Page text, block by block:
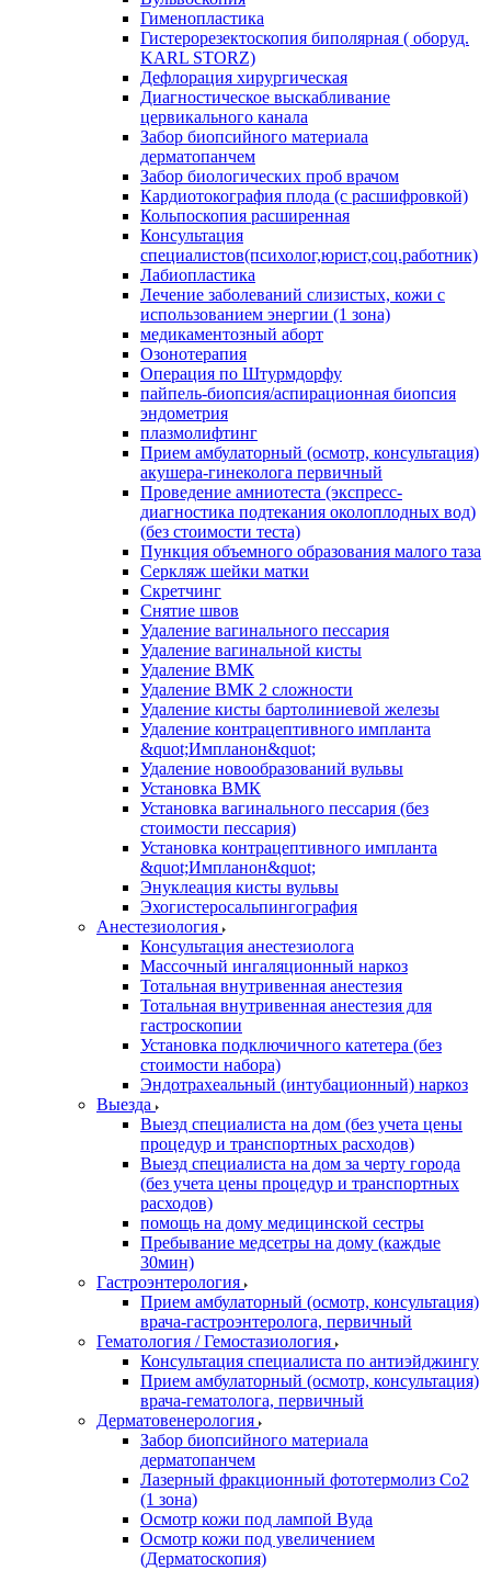
Гименопластика
Гистерорезектоскопия биполярная ( оборуд.
KARL STORZ)
Дефлорация хирургическая
Диагностическое выскабливание
цервикального канала
Забор биопсийного материала
дерматопанчем
Забор биологических проб врачом
Кардиотокография плода (с расшифровкой)
Кольпоскопия расширенная
Консультация
специалистов(психолог,юрист,соц.работник)
Лабиопластика
Лечение заболеваний слизистых, кожи с
использованием энергии (1 зона)
медикаментозный аборт
Озонотерапия
Операция по Штурмдорфу
пайпель-биопсия/аспирационная биопсия
эндометрия
плазмолифтинг
Прием амбулаторный (осмотр, консультация)
акушера-гинеколога первичный
Проведение амниотеста (экспресс-
диагностика подтекания околоплодных вод)
(без стоимости теста)
Пункция объемного образования малого таза
Серкляж шейки матки
Скретчинг
Снятие швов
Удаление вагинального пессария
Удаление вагинальной кисты
Удаление ВМК
Удаление ВМК 2 сложности
Удаление кисты бартолиниевой железы
Удаление контрацептивного импланта
&quot;Импланон&quot;
Удаление новообразований вульвы
Установка ВМК
Установка вагинального пессария (без
стоимости пессария)
Установка контрацептивного импланта
&quot;Импланон&quot;
Энуклеация кисты вульвы
Эхогистеросальпингография
Анестезиология
Консультация анестезиолога
Массочный ингаляционный наркоз
Тотальная внутривенная анестезия
Тотальная внутривенная анестезия для
гастроскопии
Установка подключичного катетера (без
стоимости набора)
Эндотрахеальный (интубационный) наркоз
Выезда
Выезд специалиста на дом (без учета цены
процедур и транспортных расходов)
Выезд специалиста на дом за черту города
(без учета цены процедур и транспортных
расходов)
помощь на дому медицинской сестры
Пребывание медсетры на дому (каждые
30мин)
Гастроэнтерология
Прием амбулаторный (осмотр, консультация)
врача-гастроэнтеролога, первичный
Гематология / Гемостазиология
Консультация специалиста по антиэйджингу
Прием амбулаторный (осмотр, консультация)
врача-гематолога, первичный
Дерматовенерология
Забор биопсийного материала
дерматопанчем
Лазерный фракционный фототермолиз Со2
(1 зона)
Осмотр кожи под лампой Вуда
Осмотр кожи под увеличением
(Дерматоскопия)